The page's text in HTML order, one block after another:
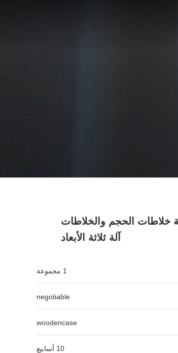
خلاطات الحجم والخلاطات
آلة ثلاثة الأبعاد
1 مجموعة
negotiable
woodencase
10 أسابيع